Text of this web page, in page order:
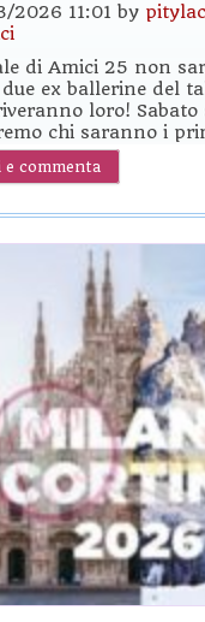
2026 11:01 by
di Amici 25 non
ex ballerine del
loro!
chi saranno i
e commenta